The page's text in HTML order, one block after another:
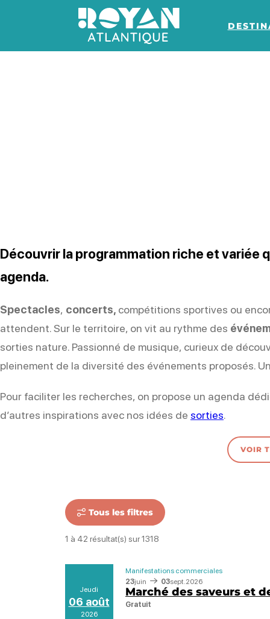
Royan Atlantique
Découvrir la programmation riche et variée
agenda.
Spectacles, concerts, compétitions sportives ou
attendent. Sur le territoire, on vit au rythme des
sorties nature. Passionné de musique, curieux de
pleinement de la diversité des événements proposés.
Pour faciliter les recherches, on propose un agenda
d’autres inspirations avec nos idées de sorties.
VOIR
Tous les filtres
1 à 42 résultat(s) sur 1318
Marché des saveurs et
Gratuit
Manifestations commerciales
23juin 03sept. 2026
Jeudi
06 août
2026